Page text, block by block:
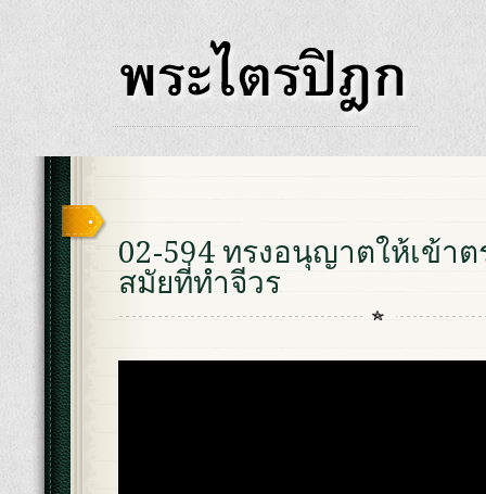
02-594 ทรงอนุญาตให้เข้าต
สมัยที่ทำจีวร